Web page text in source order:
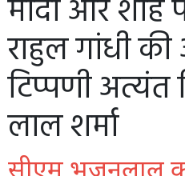
मोदी और शाह
राहुल गांधी की
टिप्पणी अत्यंत
लाल शर्मा
सीएम भजनलाल